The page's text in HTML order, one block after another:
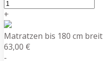
+
Matratzen bis 180 cm breit
63,00 €
-